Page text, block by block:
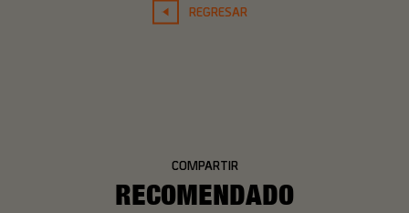
REGRESAR
COMPARTIR
RECOMENDADO